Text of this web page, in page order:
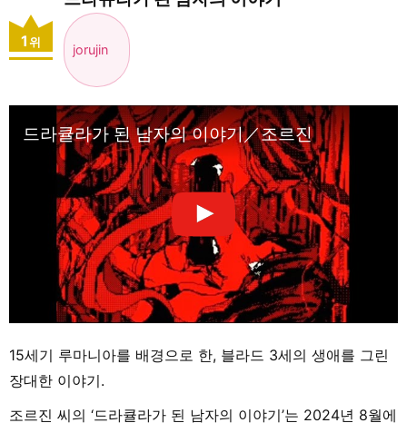
jorujin
1 위
드라큘라가 된 남자의 이야기／조르진
15세기 루마니아를 배경으로 한, 블라드 3세의 생애를 그린
장대한 이야기.
조르진 씨의 ‘드라큘라가 된 남자의 이야기’는 2024년 8월에